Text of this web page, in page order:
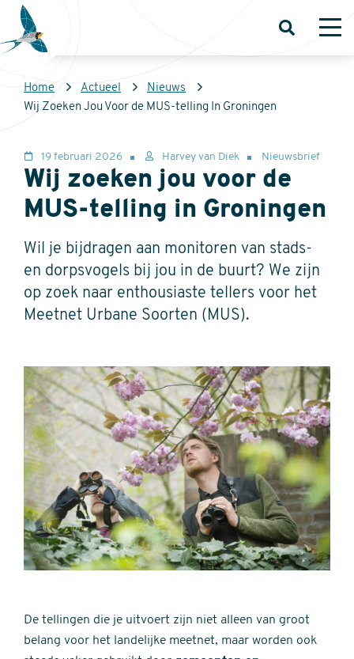
Overslaan
naar
inhoud
gaan
Sovon
Homepage
Open
Kruimelpad
Home Actueel
Nieuws
Wij Zoeken Jou Voor de MUS-telling In Groningen
Wij zoeken jou voor de
MUS-telling in Groningen
19 februari 2026 Harvey van Diek Nieuwsbrief
Wil je bijdragen aan monitoren van stads-
en dorpsvogels bij jou in de buurt? We zijn
op zoek naar enthousiaste tellers voor het
Meetnet Urbane Soorten (MUS).
De tellingen die je uitvoert zijn niet alleen van groot
belang voor het landelijke meetnet, maar worden ook